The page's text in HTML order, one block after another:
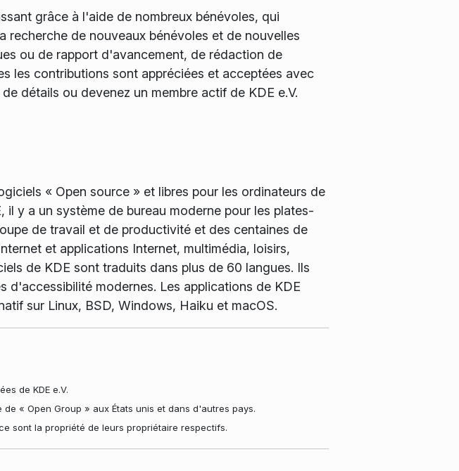
grâce à l'aide de nombreux bénévoles, qui
recherche de nouveaux bénévoles et de nouvelles
ou de rapport d'avancement, de rédaction de
les contributions sont appréciées et acceptées avec
détails ou devenez un membre actif de KDE e.V.
« Open source » et libres pour les ordinateurs de
y a un système de bureau moderne pour les plates-
de travail et de productivité et des centaines de
et applications Internet, multimédia, loisirs,
de KDE sont traduits dans plus de 60 langues. Ils
modernes. Les applications de KDE
sur Linux, BSD, Windows, Haiku et macOS.
de KDE e.V.
« Open Group » aux États unis et dans d'autres pays.
sont la propriété de leurs propriétaire respectifs.